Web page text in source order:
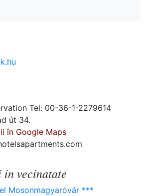
Tel: 00-36-1-2279614
út 34.
în Google Maps
vecinatate
Mosonmagyaróvár ***